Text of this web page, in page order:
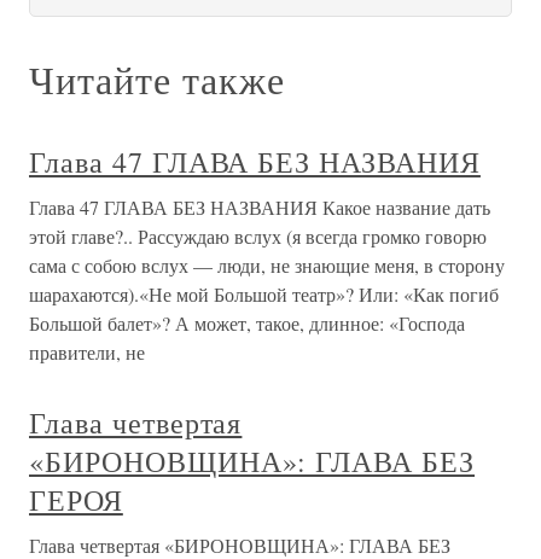
Читайте также
Глава 47 ГЛАВА БЕЗ НАЗВАНИЯ
Глава 47 ГЛАВА БЕЗ НАЗВАНИЯ Какое название дать
этой главе?.. Рассуждаю вслух (я всегда громко говорю
сама с собою вслух — люди, не знающие меня, в сторону
шарахаются).«Не мой Большой театр»? Или: «Как погиб
Большой балет»? А может, такое, длинное: «Господа
правители, не
Глава четвертая
«БИРОНОВЩИНА»: ГЛАВА БЕЗ
ГЕРОЯ
Глава четвертая «БИРОНОВЩИНА»: ГЛАВА БЕЗ